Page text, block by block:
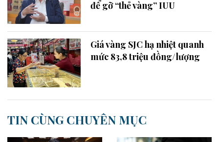
để gỡ “thẻ vàng” IUU
Giá vàng SJC hạ nhiệt quanh
mức 83,8 triệu đồng/lượng
TIN CÙNG CHUYÊN MỤC